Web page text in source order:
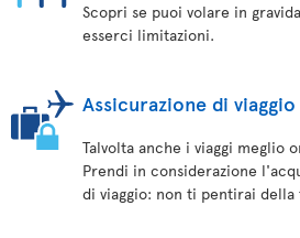
Scopri se puoi volare in
esserci limitazioni.
Assicurazione di viaggio
Talvolta anche i viaggi meglio
Prendi in considerazione
di viaggio: non ti pentirai della